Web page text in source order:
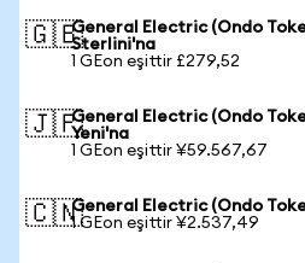
🇬🇧General Electric (Ondo
Sterlini'na
1 GEon eşittir £279,52
🇯🇵General Electric (Ondo
Yeni'na
1 GEon eşittir ¥59.567,67
🇨🇳General Electric (Ondo
1 GEon eşittir ¥2.537,49